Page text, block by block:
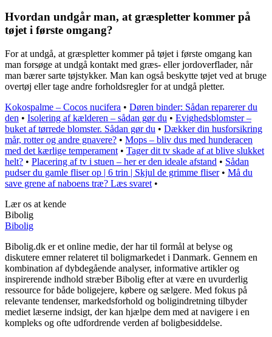
Hvordan undgår man, at græspletter kommer på
tøjet i første omgang?
For at undgå, at græspletter kommer på tøjet i første omgang kan
man forsøge at undgå kontakt med græs- eller jordoverflader, når
man bærer sarte tøjstykker. Man kan også beskytte tøjet ved at bruge
overtøj eller tage andre forholdsregler for at undgå pletter.
Kokospalme – Cocos nucifera • Døren binder: Sådan reparerer du
den • Isolering af kælderen – sådan gør du • Evighedsblomster –
buket af tørrede blomster. Sådan gør du • Dækker din husforsikring
mår, rotter og andre gnavere? • Mops – bliv dus med hunderacen
med det kærlige temperament • Tager dit tv skade af at blive slukket
helt? • Placering af tv i stuen – her er den ideale afstand • Sådan
pudser du gamle fliser op | 6 trin | Skjul de grimme fliser• Må du
save grene af naboens træ? Læs svaret •
Lær os at kende
Bibolig
Bibolig
Bibolig.dk er et online medie, der har til formål at belyse og
diskutere emner relateret til boligmarkedet i Danmark. Gennem en
kombination af dybdegående analyser, informative artikler og
inspirerende indhold stræber Bibolig efter at være en uvurderlig
ressource for både boligejere, købere og sælgere. Med fokus på
relevante tendenser, markedsforhold og boligindretning tilbyder
mediet læserne indsigt, der kan hjælpe dem med at navigere i en
kompleks og ofte udfordrende verden af boligbesiddelse.